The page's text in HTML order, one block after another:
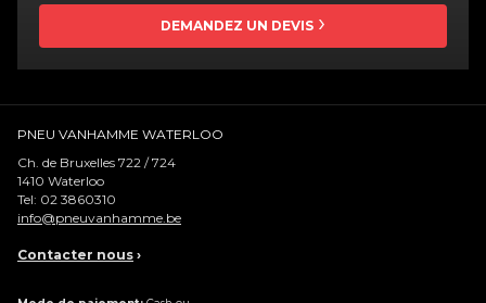
DEMANDEZ UN DEVIS
PNEU VANHAMME WATERLOO
Ch. de Bruxelles 722 / 724
1410 Waterloo
Tel: 02 3860310
info@pneuvanhamme.be
Contacter nous ›